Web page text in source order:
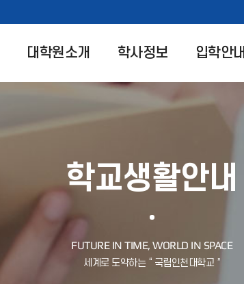
대학원소개 학사정보 입학안내
학교생활안내